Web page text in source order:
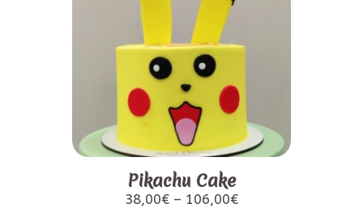
Pikachu Cake
38,00€ – 106,00€